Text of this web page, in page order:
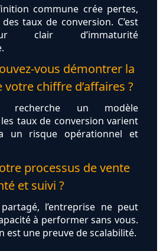
commune crée pertes,
taux de conversion. C’est
clair d’immaturité
vous démontrer la
chiffre d’affaires ?
recherche un modèle
taux de conversion varient
un risque opérationnel et
processus de vente
et suivi ?
l’entreprise ne peut
à performer sans vous.
est une preuve de scalabilité.